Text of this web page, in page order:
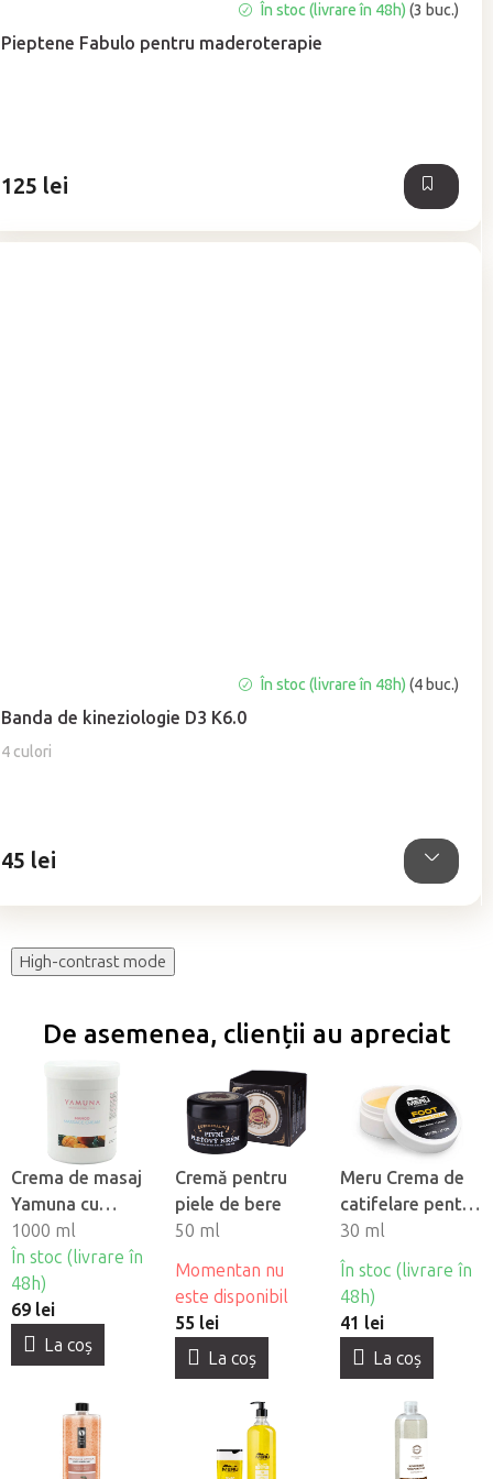
Pieptene Fabulo pentru maderoterapie
În stoc (livrare în 48h) (3 buc.)
125 lei
Banda de kineziologie D3 K6.0
4 culori
medie
a
produsului
stele.
În stoc (livrare în 48h)(4 buc.)
45 lei
High-contrast mode
De asemenea, clienții au apreciat
Crema de masaj
Yamuna cu
Mango
1000 ml
În stoc (livrare în
48h)
69 lei
La coş
Cremă pentru
piele de bere
50 ml
Momentan nu
este disponibil
55 lei
La coş
Meru Crema de
catifelare pentru
picioare
30 ml
În stoc (livrare în
48h)
41 lei
La coş